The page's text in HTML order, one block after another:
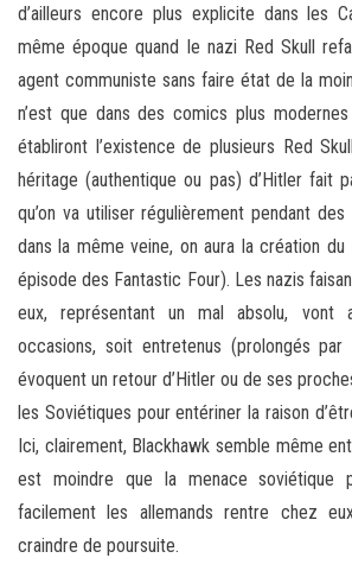
d’ailleurs encore plus explicite dans les
même époque quand le nazi Red Skull
agent communiste sans faire état de la
n’est que dans des comics plus modernes
établiront l’existence de plusieurs Red
héritage (authentique ou pas) d’Hitler fait
qu’on va utiliser régulièrement pendant
dans la même veine, on aura la création du
épisode des Fantastic Four). Les nazis
eux, représentant un mal absolu, vont
occasions, soit entretenus (prolongés
évoquent un retour d’Hitler ou de ses
les Soviétiques pour entériner la raison
Ici, clairement, Blackhawk semble même
est moindre que la menace soviétique
facilement les allemands rentre chez
craindre de poursuite.